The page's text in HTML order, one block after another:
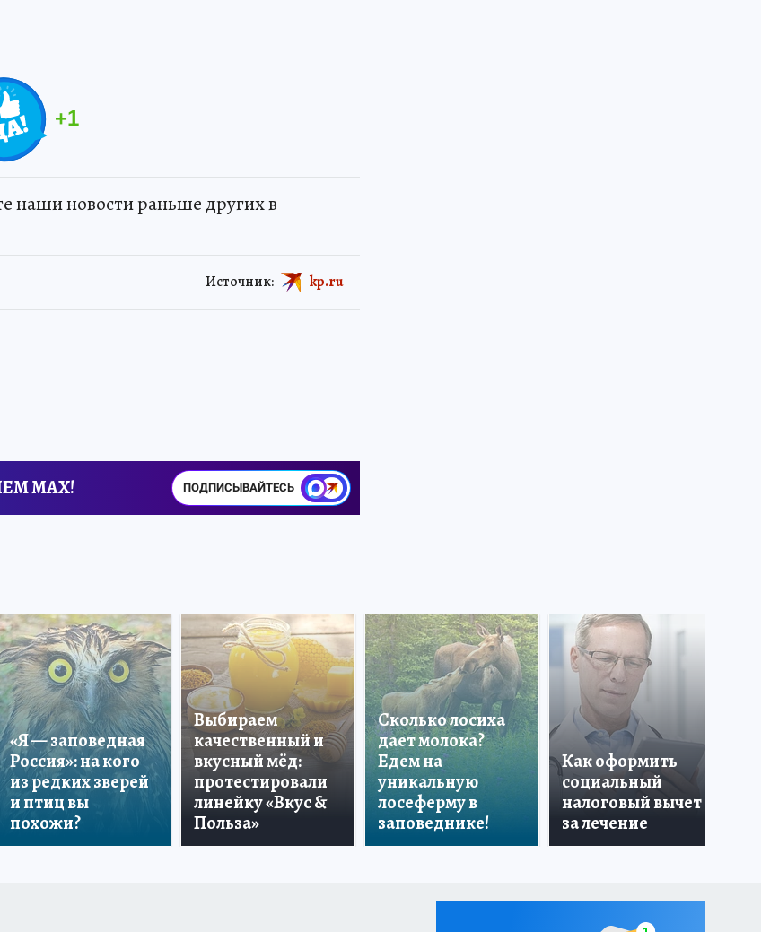
+1
наши новости раньше других в
Источник: kp.ru
MAX! ПОДПИСЫВАЙТЕСЬ
«Я — заповедная
Россия»: на кого
из редких зверей
и птиц вы
похожи?
Выбираем
качественный и
вкусный мёд:
протестировали
линейку «Вкус &
Польза»
Сколько лосиха
дает молока?
Едем на
уникальную
лосеферму в
заповеднике!
Как оформить
социальный
налоговый вычет
за лечение